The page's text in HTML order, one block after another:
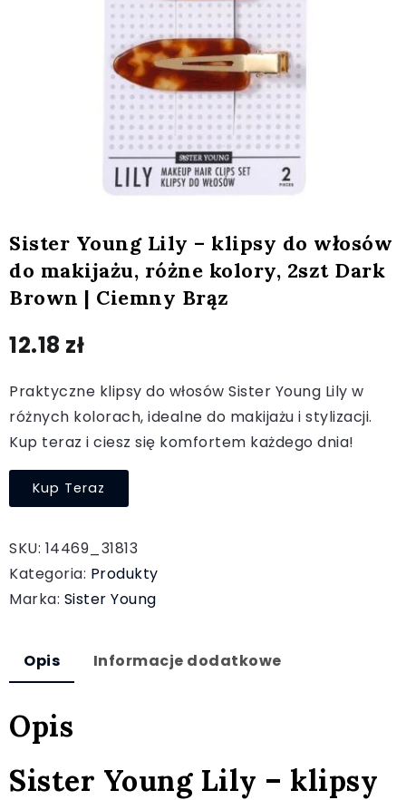
Sister Young Lily – klipsy do włosów
do makijażu, różne kolory, 2szt Dark
Brown | Ciemny Brąz
12.18 zł
Praktyczne klipsy do włosów Sister Young Lily w
różnych kolorach, idealne do makijażu i stylizacji.
Kup teraz i ciesz się komfortem każdego dnia!
Kup Teraz
SKU: 14469_31813
Kategoria: Produkty
Marka: Sister Young
Opis Informacje dodatkowe
Opis
Sister Young Lily – klipsy